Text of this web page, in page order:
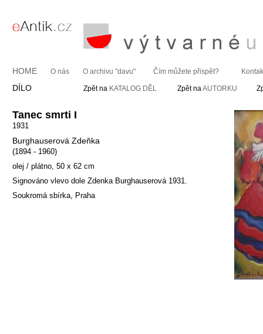
HOME O nás O archivu "davu" Čím můžete přispět?
DÍLO Zpět na KATALOG DĚL Zpět naAUTORKU
Tanec smrti I
1931
Burghauserová Zdeňka
(1894 - 1960)
olej / plátno, 50 x 62 cm
Signováno vlevo dole Zdenka Burghauserová 1931.
Soukromá sbírka, Praha